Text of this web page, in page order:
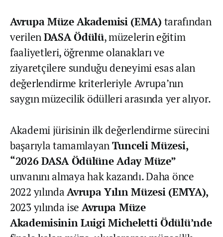
Avrupa Müze Akademisi (EMA) tarafından
verilenDASA Ödülü, müzelerin eğitim
faaliyetleri, öğrenme olanakları ve
ziyaretçilere sunduğu deneyimi esas alan
değerlendirme kriterleriyle Avrupa’nın
saygın müzecilik ödülleri arasında yer alıyor.
Akademi jürisinin ilk değerlendirme sürecini
başarıyla tamamlayanTunceli Müzesi,
“2026 DASA Ödülüne Aday Müze”
unvanını almaya hak kazandı. Daha önce
2022 yılındaAvrupa Yılın Müzesi (EMYA),
2023 yılında ise Avrupa Müze
Akademisinin Luigi Micheletti Ödülü’nde